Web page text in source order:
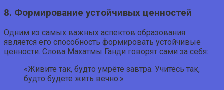
8. Формирование устойчивых ценностей
Одним из самых важных аспектов образования
является его способность формировать устойчивые
ценности. Слова Махатмы Ганди говорят сами за себя:
«Живите так, будто умрёте завтра. Учитесь так,
будто будете жить вечно.»